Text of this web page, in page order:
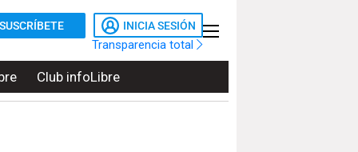
SUSCRÍBETE INICIA SESIÓN
Transparencia total
Club infoLibre